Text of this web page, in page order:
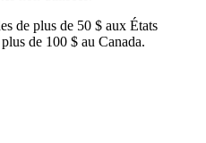
de plus de 50 $ aux États
de 100 $ au Canada.